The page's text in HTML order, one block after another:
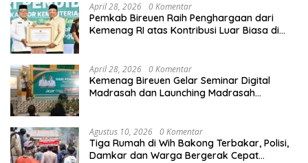
April 28, 2026 0 Komentar
Pemkab Bireuen Raih Penghargaan dari
Kemenag RI atas Kontribusi Luar Biasa di
April 28, 2026 0 Komentar
Kemenag Bireuen Gelar Seminar Digital
Madrasah dan Launching Madrasah
Agustus 10, 2026 0 Komentar
Tiga Rumah di Wih Bakong Terbakar, Polisi,
Damkar dan Warga Bergerak Cepat